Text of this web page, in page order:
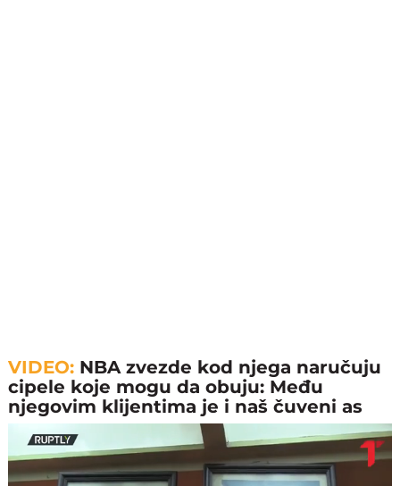
VIDEO: NBA zvezde kod njega naručuju
cipele koje mogu da obuju: Među
njegovim klijentima je i naš čuveni as